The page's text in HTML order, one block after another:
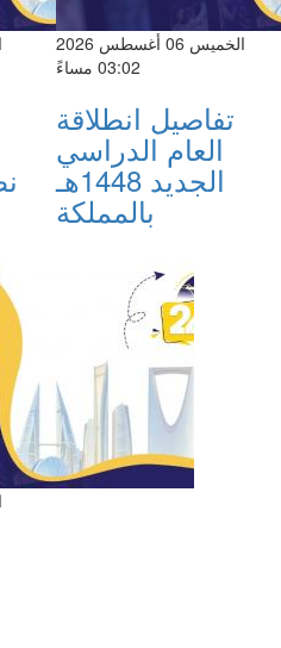
الخميس 06 أغسطس 2026
03:02 مساءً
تفاصيل انطلاقة
العام الدراسي
الجديد 1448هـ
بالمملكة